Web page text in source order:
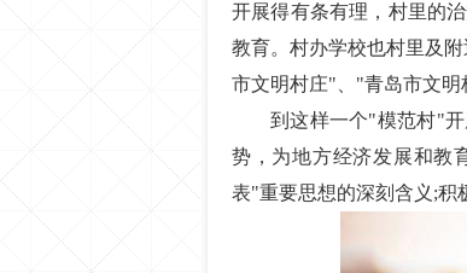
开展得有条有理，村里的
教育。村办学校也村里及
市文明村庄"、"青岛市文明
到这样一个"模范村"
势，为地方经济发展和教
表"重要思想的深刻含义;积